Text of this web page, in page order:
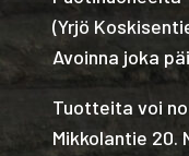
(Yrjö
Avoinna joka
Tuotteita voi
Mikkolantie 20.